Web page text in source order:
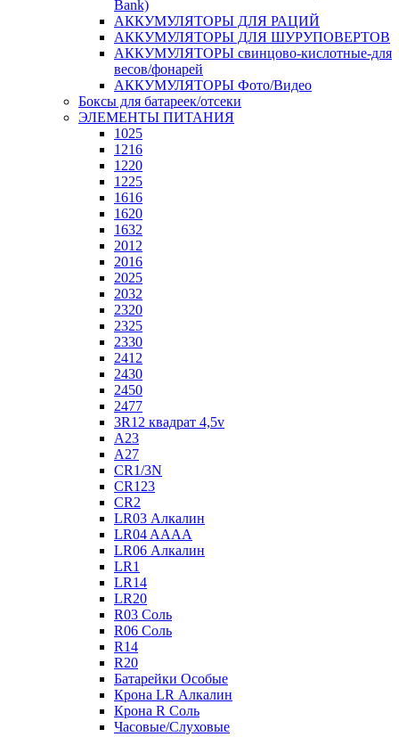
Bank)
АККУМУЛЯТОРЫ ДЛЯ РАЦИЙ
АККУМУЛЯТОРЫ ДЛЯ ШУРУПОВЕРТОВ
АККУМУЛЯТОРЫ свинцово-кислотные-для
весов/фонарей
АККУМУЛЯТОРЫ Фото/Видео
Боксы для батареек/отсеки
ЭЛЕМЕНТЫ ПИТАНИЯ
1025
1216
1220
1225
1616
1620
1632
2012
2016
2025
2032
2320
2325
2330
2412
2430
2450
2477
3R12 квадрат 4,5v
A23
A27
CR1/3N
CR123
CR2
LR03 Алкалин
LR04 AAAA
LR06 Алкалин
LR1
LR14
LR20
R03 Соль
R06 Соль
R14
R20
Батарейки Особые
Крона LR Алкалин
Крона R Соль
Часовые/Слуховые